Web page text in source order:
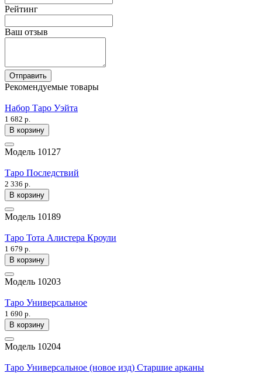
Рейтинг
Ваш отзыв
Отправить
Рекомендуемые товары
Набор Таро Уэйта
1 682 р.
В корзину
Модель 10127
Таро Последствий
2 336 р.
В корзину
Модель 10189
Таро Тота Алистера Кроули
1 679 р.
В корзину
Модель 10203
Таро Универсальное
1 690 р.
В корзину
Модель 10204
Таро Универсальное (новое изд) Старшие арканы